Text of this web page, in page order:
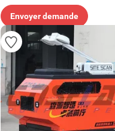
Envoyer demande